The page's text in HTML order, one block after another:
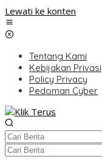
Lewati ke konten
Tentang Kami
Kebijakan Privasi
Policy Privacy
Pedoman Cyber